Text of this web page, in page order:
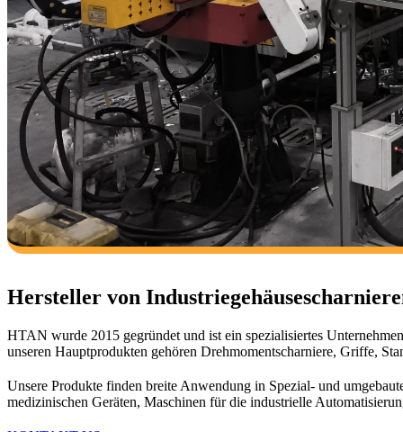
Hersteller von
HTAN wurde 2015 gegründet und ist ein spezialisiertes
unseren Hauptprodukten gehören Drehmomentscharniere, Griffe,
Unsere Produkte finden breite Anwendung in Spezial- und
medizinischen Geräten, Maschinen für die industrielle